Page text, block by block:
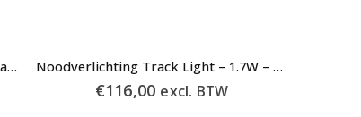
Noodverlichting op Rails | 1.7W – Zwart – Automatische Test Noodverlichting Track Light – 1.7W – Wit – Automatische Test
€116,00 excl. BTW